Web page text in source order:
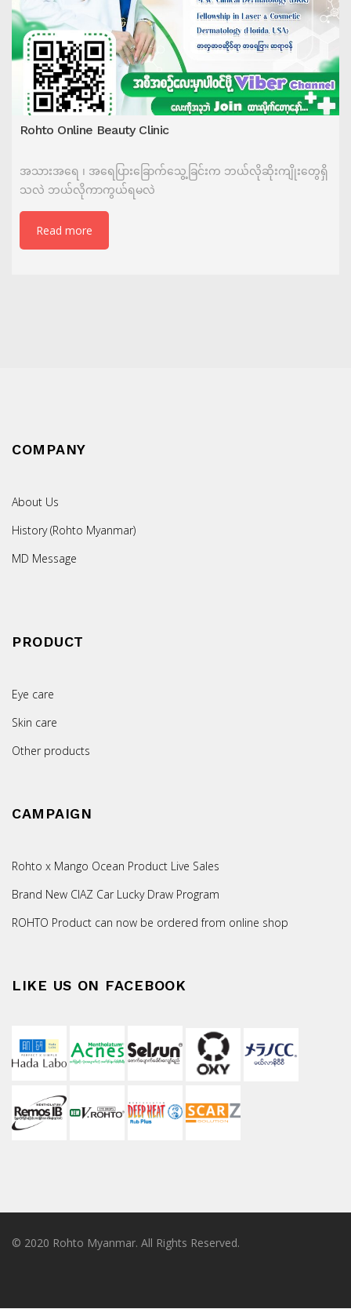
Rohto Online Beauty Clinic
အသားအရေ ၊ အရေပြားခြောက်သွေ့ခြင်းက ဘယ်လိုဆိုးကျိုးတွေရှိ
သလဲ ဘယ်လိုကာကွယ်ရမလဲ
Read more
COMPANY
About Us
History (Rohto Myanmar)
MD Message
PRODUCT
Eye care
Skin care
Other products
CAMPAIGN
Rohto x Mango Ocean Product Live Sales
Brand New CIAZ Car Lucky Draw Program
ROHTO Product can now be ordered from online shop
LIKE US ON FACEBOOK
© 2020 Rohto Myanmar. All Rights Reserved.